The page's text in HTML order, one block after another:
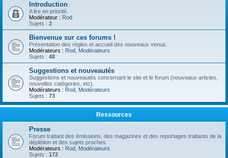
Introduction
A lire en priorité.
Modérateur : Rod
Sujets : 2
Bienvenue sur ces forums !
Présentation des règles et accueil des nouveaux venus.
Modérateurs : Rod Modérateurs
Sujets : 48
Suggestions et nouveautés
Suggestions et nouveautés concernant le site et le forum (nouveaux articles,
nouvelles catégories, etc).
Modérateurs : Rod Modérateurs
Sujets : 73
Ressources
Presse
Forum traitant des émissions, des magazines et des reportages traitants de la
déplétion et des sujets proches.
Modérateurs : Rod Modérateurs
Sujets : 172